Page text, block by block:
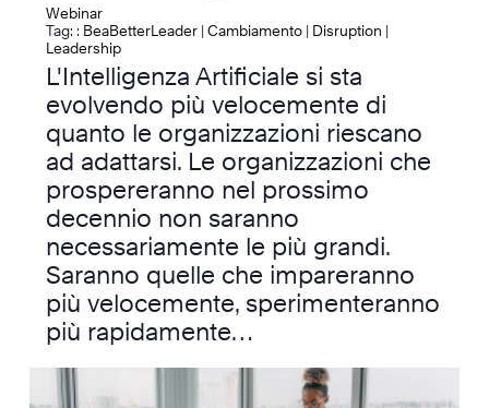
Webinar
Tag: : BeaBetterLeader |Cambiamento | Disruption |
Leadership
L'Intelligenza Artificiale si sta
evolvendo più velocemente di
quanto le organizzazioni riescano
ad adattarsi. Le organizzazioni che
prospereranno nel prossimo
decennio non saranno
necessariamente le più grandi.
Saranno quelle che impareranno
più velocemente, sperimenteranno
più rapidamente…